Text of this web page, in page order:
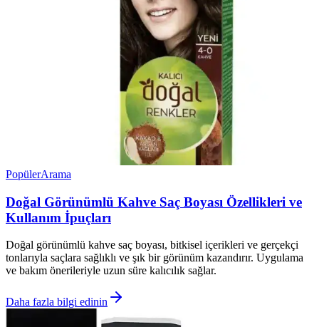
PopülerArama
Doğal Görünümlü Kahve Saç Boyası Özellikleri ve
Kullanım İpuçları
Doğal görünümlü kahve saç boyası, bitkisel içerikleri ve gerçekçi
tonlarıyla saçlara sağlıklı ve şık bir görünüm kazandırır. Uygulama
ve bakım önerileriyle uzun süre kalıcılık sağlar.
Daha fazla bilgi edinin